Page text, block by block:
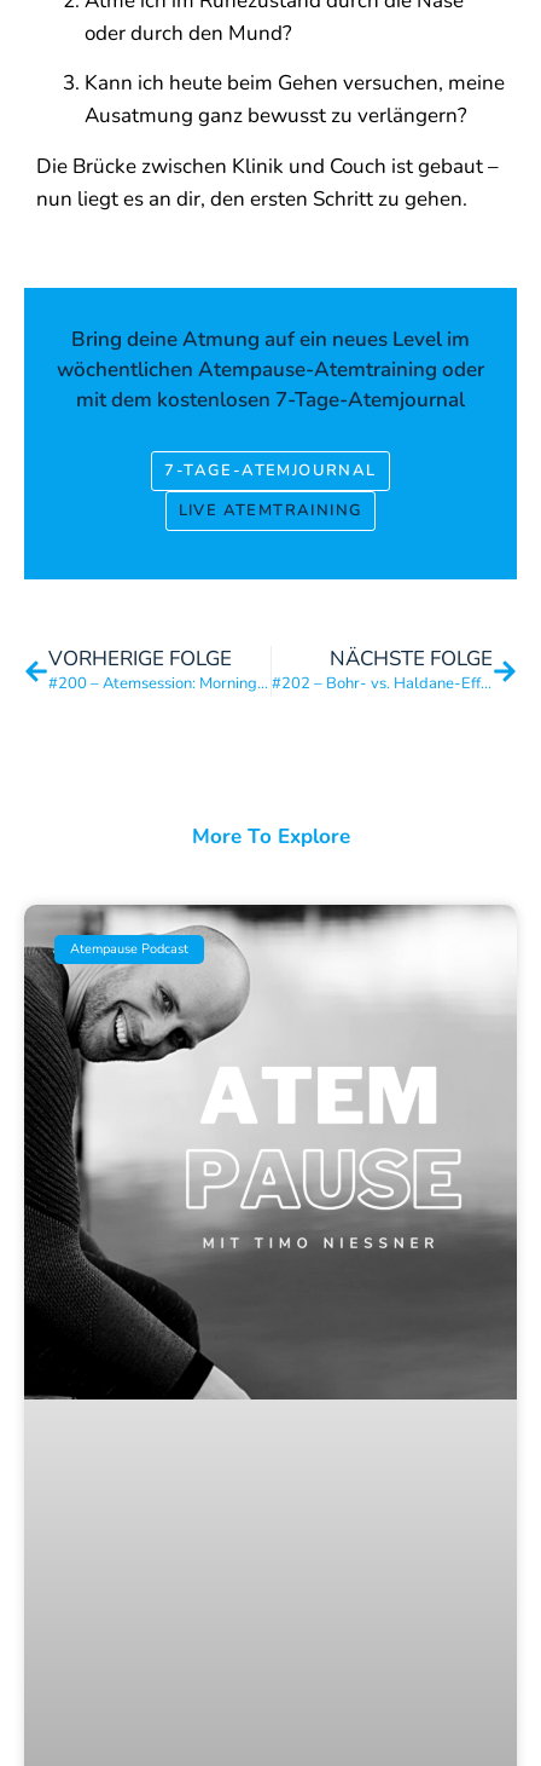
oder durch den Mund?
Kann ich heute beim Gehen versuchen, meine
Ausatmung ganz bewusst zu verlängern?
Die Brücke zwischen Klinik und Couch ist gebaut –
nun liegt es an dir, den ersten Schritt zu gehen.
Bring deine Atmung auf ein neues Level im
wöchentlichen Atempause-Atemtraining oder
mit dem kostenlosen 7-Tage-Atemjournal
7-TAGE-ATEMJOURNAL
LIVE ATEMTRAINING
VORHERIGE FOLGE
#200 – Atemsession: Morning Espresso – Kick Start in den Tag
NÄCHSTE FOLGE
#202 – Bohr- vs. Haldane-Effekt: Die Wissenschaft hinter Sauerstoff und CO2
More To Explore
Atempause Podcast